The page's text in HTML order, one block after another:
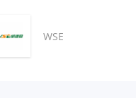
WSE